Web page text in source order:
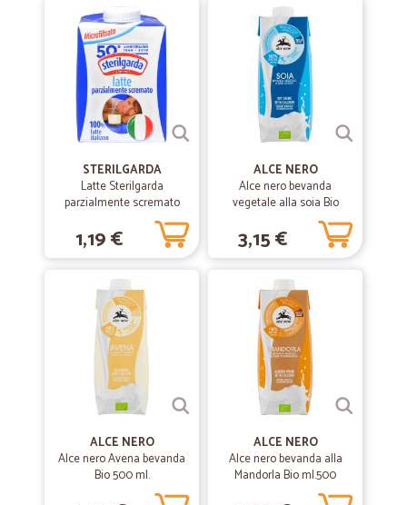
ulteriori costi), spediscono la merce esclusivamente quando gli viene
accreditato l' importo e quindi passano inevitabilmente 4/5 giorni. A
nulla serve, per abbreviare i tempi, inviare la copia del bonifico con gli
estremi del movimento bancario gia' effettuato e' peraltro
irreversibile.
STERILGARDA
Latte Sterilgarda
parzialmente scremato
1,19 €
ALCE NERO
Alce nero bevanda
vegetale alla soia Bio
3,15 €
ALCE NERO
Alce nero Avena bevanda
Bio 500 ml.
ALCE NERO
Alce nero bevanda alla
Mandorla Bio ml.500